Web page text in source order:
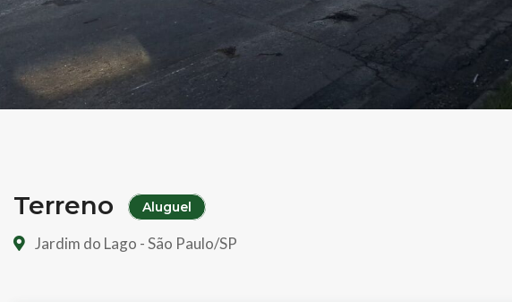
Terreno Aluguel
Jardim do Lago - São Paulo/SP